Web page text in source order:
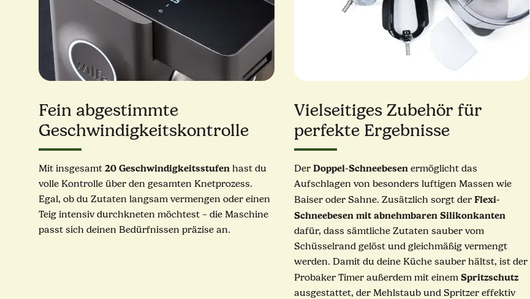
Fein abgestimmte
Geschwindigkeitskontrolle
Mit insgesamt 20 Geschwindigkeitsstufen hast du
volle Kontrolle über den gesamten Knetprozess.
Egal, ob du Zutaten langsam vermengen oder einen
Teig intensiv durchkneten möchtest – die Maschine
passt sich deinen Bedürfnissen präzise an.
Vielseitiges Zubehör für
perfekte Ergebnisse
Der Doppel-Schneebesenermöglicht das
Aufschlagen von besonders luftigen Massen wie
Baiser oder Sahne. Zusätzlich sorgt der Flexi-
Schneebesen mit abnehmbaren Silikonkanten
dafür, dass sämtliche Zutaten sauber vom
Schüsselrand gelöst und gleichmäßig vermengt
werden. Damit du deine Küche sauber hältst, ist der
Probaker Timer außerdem mit einem Spritzschutz
ausgestattet, der Mehlstaub und Spritzer effektiv